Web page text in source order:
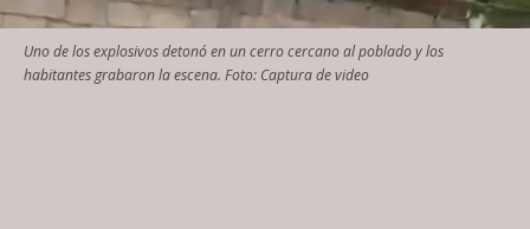
Uno de los explosivos detonó en un cerro cercano al poblado y los
habitantes grabaron la escena. Foto: Captura de video